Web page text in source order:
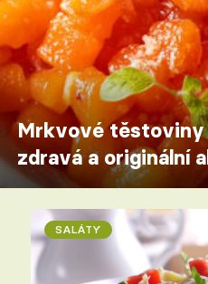
Mrkvové těstoviny
zdravá a originální
SALÁTY